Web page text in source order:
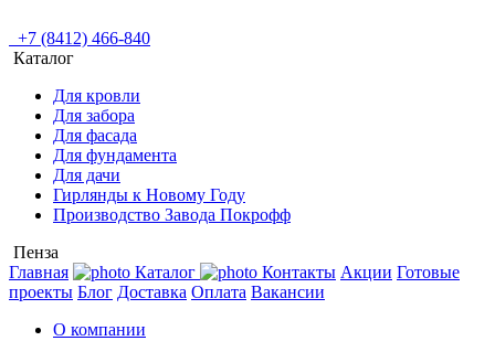
+7 (8412) 466-840
Каталог
Для кровли
Для забора
Для фасада
Для фундамента
Для дачи
Гирлянды к Новому Году
Производство Завода Покрофф
Пенза
Главная
Каталог Контакты Акции Готовые
проекты Блог Доставка Оплата Вакансии
О компании